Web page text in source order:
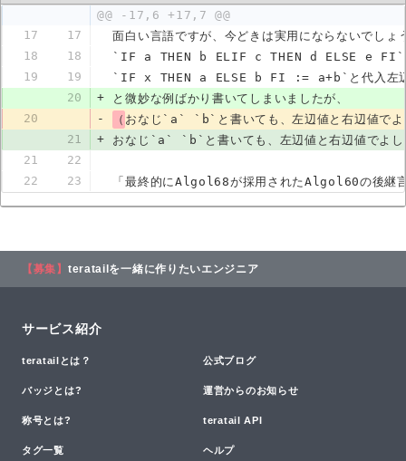
@@ -17,6 +17,7 @@
17
17
面白い言語ですが、今どきは実用にならないでしょ
18
18
`IF a THEN b ELIF c THEN d ELSE e
19
19
`IF x THEN a ELSE b FI := a+b`と代入左辺
20
+
と微妙な例ばかり書いてしまいましたが、
20
- （ おなじ`a` `b`と書いても、左辺値と右辺値でよ
21
+
おなじ`a` `b`と書いても、左辺値と右辺値でよし
21
22
22
23 「最終的にAlgol68が採用されたAlgol60の後継言
【募集】 teratailを一緒に作りたいエンジニア
サービス紹介
teratailとは？ 公式ブログ
バッジとは? 運営からのお知らせ
称号とは? teratail API
タグ一覧 ヘルプ